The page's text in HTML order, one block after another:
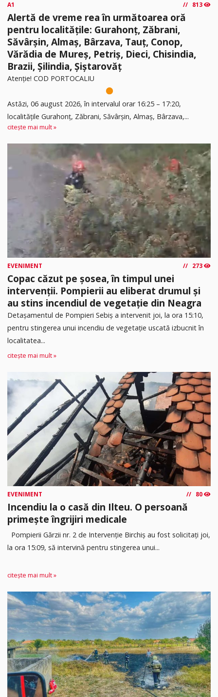
A1 813
Alertă de vreme rea în următoarea oră
pentru localitățile: Gurahonț, Zăbrani,
Săvârșin, Almaș, Bârzava, Tauț, Conop,
Vărădia de Mureș, Petriș, Dieci, Chisindia,
Brazii, Șilindia, Șiștarovăț
Atenție! COD PORTOCALIU
Astăzi, 06 august 2026, în intervalul orar 16:25 – 17:20,
localitățile Gurahonț, Zăbrani, Săvârșin, Almaș, Bârzava,...
citește mai mult »
EVENIMENT 273
Copac căzut pe șosea, în timpul unei
intervenții. Pompierii au eliberat drumul și
au stins incendiul de vegetație din Neagra
Detașamentul de Pompieri Sebiș a intervenit joi, la ora 15:10,
pentru stingerea unui incendiu de vegetație uscată izbucnit în
localitatea...
citește mai mult »
EVENIMENT 80
Incendiu la o casă din Ilteu. O persoană
primește îngrijiri medicale
Pompierii Gărzii nr. 2 de Intervenție Birchiș au fost solicitați joi,
la ora 15:09, să intervină pentru stingerea unui...
citește mai mult »